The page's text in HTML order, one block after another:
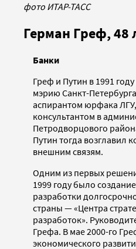
фото ИТАР-ТАСС
Герман Греф, 48
Банки
Греф и Путин в 1991
мэрию Санкт-
аспирантом юрфака
консультантом в
Петродворцового
Путин тогда возглавил
внешним связям.
Одним из первых
1999 году было
разработки
страны — «Центра
разработок».
Грефа. В мае 2000-го
экономического